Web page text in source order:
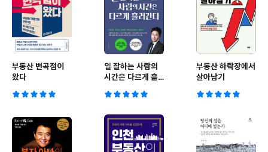
부동산 변곡점이
왔다
일 잘하는 사람의
시간은 다르게 흘
부동산 하락장에서
살아남기